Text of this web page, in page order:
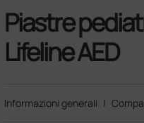
Piastre
Lifeline AED
Informazioni generali |